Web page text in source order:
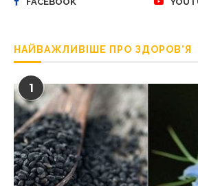
НАЙВАЖЛИВІШЕ ПРО ЗДОРОВ’Я
1